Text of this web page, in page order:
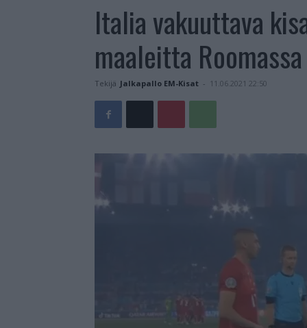
Italia vakuuttava
maaleitta Roomassa
Tekijä Jalkapallo EM-Kisat - 11.06.2021 22:50